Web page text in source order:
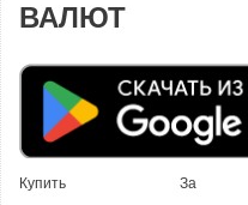
ВАЛЮТ
Купить За